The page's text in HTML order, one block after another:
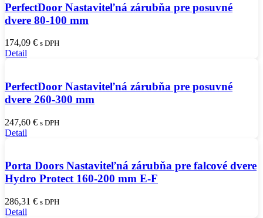
PerfectDoor Nastaviteľná zárubňa pre posuvné
dvere 80-100 mm
174,09 € s DPH
Detail
PerfectDoor Nastaviteľná zárubňa pre posuvné
dvere 260-300 mm
247,60 € s DPH
Detail
Porta Doors Nastaviteľná zárubňa pre falcové dvere
Hydro Protect 160-200 mm E-F
286,31 € s DPH
Detail